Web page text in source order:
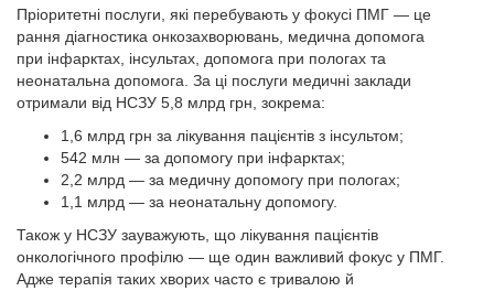
Пріоритетні послуги, які перебувають у фокусі ПМГ — це
рання діагностика онкозахворювань, медична допомога
при інфарктах, інсультах, допомога при пологах та
неонатальна допомога. За ці послуги медичні заклади
отримали від НСЗУ 5,8 млрд грн, зокрема:
1,6 млрд грн за лікування пацієнтів з інсультом;
542 млн — за допомогу при інфарктах;
2,2 млрд — за медичну допомогу при пологах;
1,1 млрд — за неонатальну допомогу.
Також у НСЗУ зауважують, що лікування пацієнтів
онкологічного профілю — ще один важливий фокус у ПМГ.
Адже терапія таких хворих часто є тривалою й